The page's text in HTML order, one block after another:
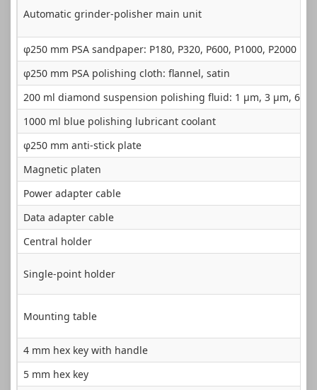
Automatic grinder-polisher main unit
φ250 mm PSA sandpaper: P180, P320, P600, P1000, P2000
φ250 mm PSA polishing cloth: flannel, satin
200 ml diamond suspension polishing fluid: 1 μm, 3 μm, 6
1000 ml blue polishing lubricant coolant
φ250 mm anti-stick plate
Magnetic platen
Power adapter cable
Data adapter cable
Central holder
Single-point holder
Mounting table
4 mm hex key with handle
5 mm hex key